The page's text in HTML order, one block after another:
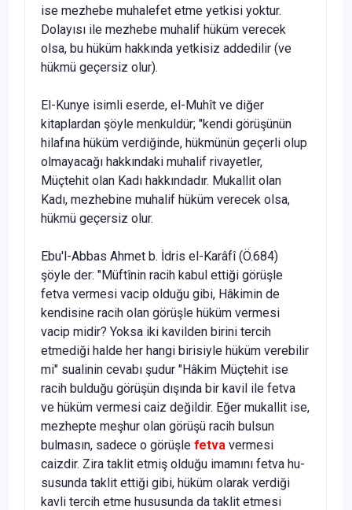
ise mezhebe muhalefet etme yetkisi yoktur.
Dolayısı ile mez­hebe muhalif hüküm verecek
olsa, bu hüküm hakkında yetkisiz adde­dilir (ve
hükmü geçersiz olur).
El-Kunye isimli eserde, el-Muhît ve diğer
kitaplardan şöyle men­kuldür; "kendi görüşünün
hilafına hüküm verdiğinde, hükmünün ge­çerli olup
olmayacağı hakkındaki muhalif rivayetler,
Müçtehit olan Kadı hakkındadır. Mukallit olan
Kadı, mezhebine muhalif hüküm verecek olsa,
hükmü geçersiz olur.
Ebu'l-Abbas Ahmet b. İdris el-Karâfî (Ö.684)
şöyle der: "Müftînin racih kabul ettiği görüşle
fetva vermesi vacip olduğu gibi, Hâkimin de
kendisine racih olan görüşle hüküm vermesi
vacip midir? Yoksa iki ka­vilden birini tercih
etmediği halde her hangi birisiyle hüküm verebilir
mi" sualinin cevabı şudur "Hâkim Müçtehit ise
racih bulduğu görüşün dışında bir kavil ile fetva
ve hüküm vermesi caiz değildir. Eğer mukallit ise,
mezhepte meşhur olan görüşü racih bulsun
bulmasın, sadece o gö­rüşle fetva vermesi
caizdir. Zira taklit etmiş olduğu imamını fetva hu­
susunda taklit ettiği gibi, hüküm olarak verdiği
kavli tercih etme husu­sunda da taklit etmesi